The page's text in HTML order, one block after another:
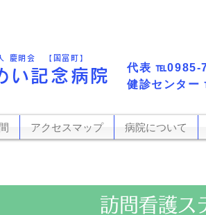
​健診センター
慶明会 【国富町】
い記念病院 代表​ ℡0985-
アクセスマップ 病院について
訪問看護ス